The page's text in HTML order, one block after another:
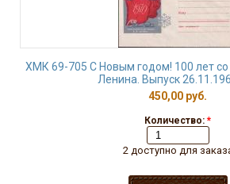
ХМК 69-705 С Новым годом! 100 лет со
Ленина. Выпуск
450,00 руб.
Количество: *
2 доступно для